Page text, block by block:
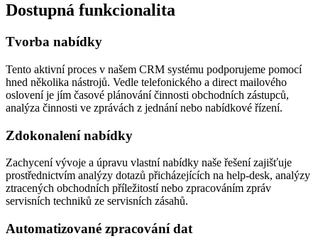
Dostupná funkcionalita
Tvorba nabídky
Tento aktivní proces v našem CRM systému podporujeme pomocí
hned několika nástrojů. Vedle telefonického a direct mailového
oslovení je jím časové plánování činnosti obchodních zástupců,
analýza činnosti ve zprávách z jednání nebo nabídkové řízení.
Zdokonalení nabídky
Zachycení vývoje a úpravu vlastní nabídky naše řešení zajišťuje
prostřednictvím analýzy dotazů přicházejících na help-desk, analýzy
ztracených obchodních příležitostí nebo zpracováním zpráv
servisních techniků ze servisních zásahů.
Automatizované zpracování dat